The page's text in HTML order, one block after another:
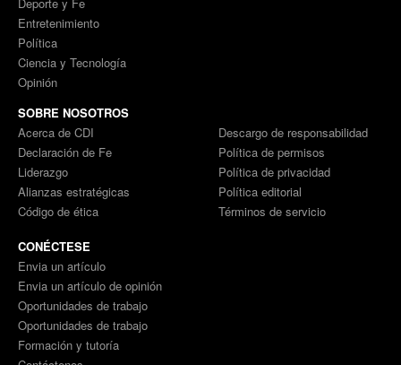
Entretenimiento
Política
Ciencia y Tecnología
Opinión
SOBRE NOSOTROS
Acerca de CDI
Declaración de Fe
Liderazgo
Alianzas estratégicas
Código de ética
Descargo de responsabilidad
Política de permisos
Política de privacidad
Política editorial
Términos de servicio
CONÉCTESE
Envia un artículo
Envia un artículo de opinión
Oportunidades de trabajo
Oportunidades de trabajo
Formación y tutoría